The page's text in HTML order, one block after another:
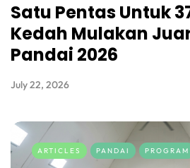
Satu Pentas Untuk
Kedah Mulakan
Pandai 2026
July 22, 2026
ARTICLES PANDAI PROGRAM